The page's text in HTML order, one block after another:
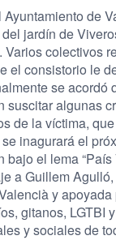
de
jardín de
Varios colectivos
el consistorio le
se acordó
suscitar algunas
de la víctima,
inagurará el
bajo el lema
a Guillem
y
gitanos, LGTBI
y sociales de